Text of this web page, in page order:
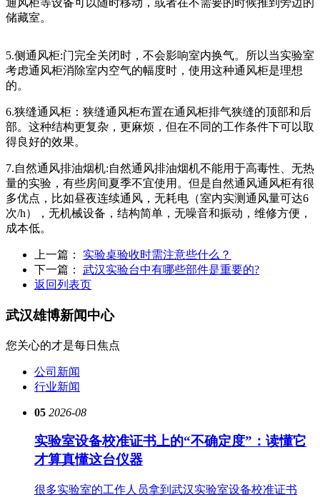
通风柜等设备可以随时移动，或者在不需要的时候推到旁边的
储藏室。
5.侧通风柜:门完全关闭时，不会影响室内换气。所以当实验室
考虑通风柜消除室内空气的幅度时，使用这种通风柜是理想
的。
6.狭缝通风柜：狭缝通风柜布置在通风柜排气狭缝的顶部和后
部。这种结构更复杂，更麻烦，但在不同的工作条件下可以取
得良好的效果。
7.自然通风排油烟机:自然通风排油烟机不能用于高毒性、无热
量的实验，有些房间夏季不宜使用。但是自然通风通风柜有很
多优点，比如昼夜连续通风，无耗电（室内实测通风量可达6
次/h），无机械设备，结构简单，无噪音和振动，维修方便，
成本低。
上一篇： 实验桌验收时需注意些什么？
下一篇： 武汉实验台中有哪些部件是重要的?
返回列表页
武汉雄博新闻中心
您关心的才是每日焦点
公司新闻
行业新闻
05 2026-08
实验室设备校准证书上的“不确定度”：读懂它
才算真懂这台仪器
很多实验室的工作人员拿到武汉实验室设备校准证书